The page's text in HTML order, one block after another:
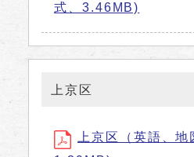
式、3.46MB)
上京区
上京区（英語、